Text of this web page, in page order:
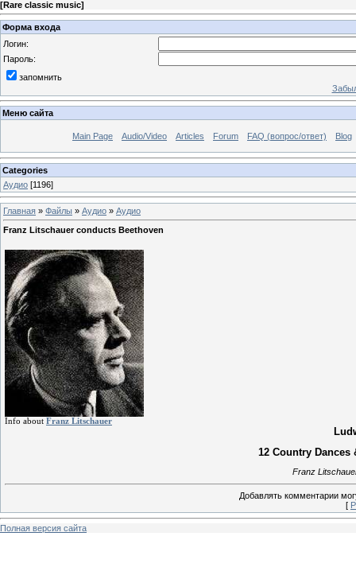
[Rare classic music]
Форма входа
Логин:
Пароль:
запомнить
Меню сайта
Main Page Audio/Video Articles Forum FAQ (вопрос/ответ) Blog
Categories
Аудио [1196]
Главная » Файлы » Аудио » Аудио
Franz Litschauer conducts Beethoven
Info about Franz Litschauer
12 Country Dances
Franz
Добавлять комментарии
[
Полная версия сайта